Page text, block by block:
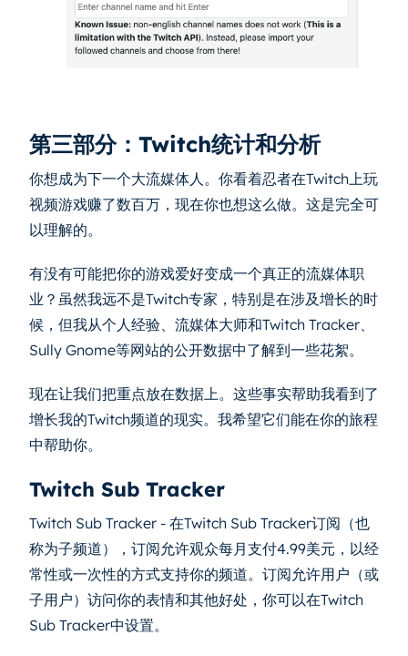
第三部分：Twitch统计和分析
你想成为下一个大流媒体人。你看着忍者在Twitch上玩
视频游戏赚了数百万，现在你也想这么做。这是完全可
以理解的。
有没有可能把你的游戏爱好变成一个真正的流媒体职
业？虽然我远不是Twitch专家，特别是在涉及增长的时
候，但我从个人经验、流媒体大师和Twitch Tracker、
Sully Gnome等网站的公开数据中了解到一些花絮。
现在让我们把重点放在数据上。这些事实帮助我看到了
增长我的Twitch频道的现实。我希望它们能在你的旅程
中帮助你。
Twitch Sub Tracker
Twitch Sub Tracker - 在Twitch Sub Tracker订阅（也
称为子频道），订阅允许观众每月支付4.99美元，以经
常性或一次性的方式支持你的频道。订阅允许用户（或
子用户）访问你的表情和其他好处，你可以在Twitch
Sub Tracker中设置。